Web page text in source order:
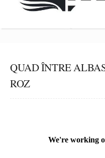
QUAD ÎNTRE
ROZ